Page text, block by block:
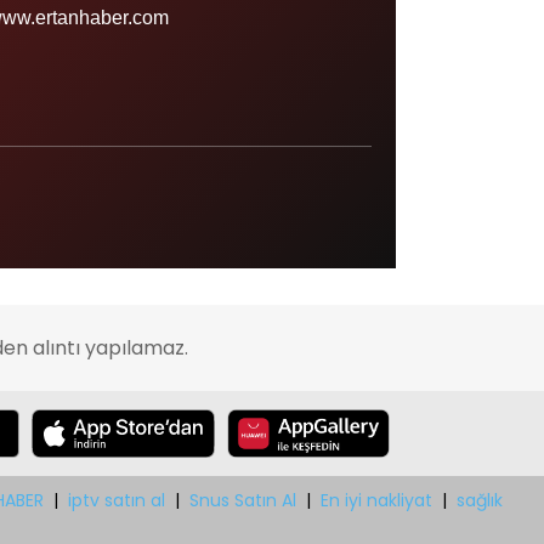
Sinop
Tekirdağ
Tunceli
Van
Yozgat
Zonguldak
alıntı yapılamaz.
| iptv satın al | Snus Satın Al | En iyi nakliyat | sağlık